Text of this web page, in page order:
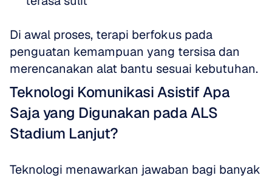
Di awal proses, terapi berfokus pada
penguatan kemampuan yang tersisa dan
merencanakan alat bantu sesuai kebutuhan.
Teknologi Komunikasi Asistif Apa
Saja yang Digunakan pada ALS
Stadium Lanjut?
Teknologi menawarkan jawaban bagi banyak